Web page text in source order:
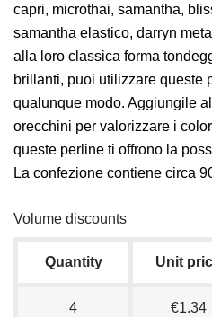
capri, microthai, samantha,
samantha elastico, darryn
alla loro classica forma
brillanti, puoi utilizzare queste
qualunque modo. Aggiungile
orecchini per valorizzare i
queste perline ti offrono la
La confezione contiene circa
Volume discounts
Quantity Unit
4 €1.34